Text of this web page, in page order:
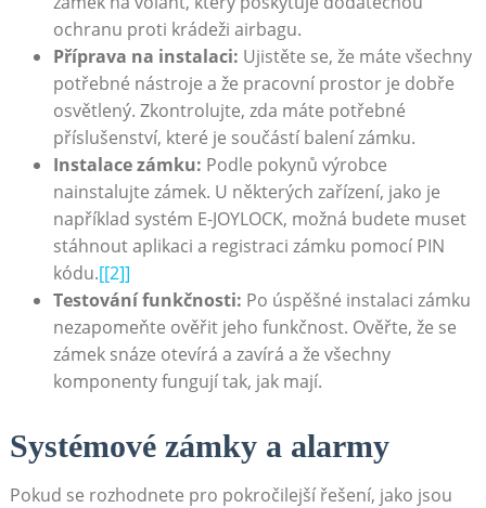
ochranu proti krádeži airbagu.
Příprava na instalaci: Ujistěte se, že máte všechny
potřebné nástroje a že pracovní prostor je dobře
osvětlený. Zkontrolujte, zda máte potřebné
příslušenství, které je součástí balení zámku.
Instalace zámku: Podle pokynů výrobce
nainstalujte zámek. U některých zařízení, jako je
například systém E-JOYLOCK, možná budete muset
stáhnout aplikaci a registraci zámku pomocí PIN
kódu.[[2]]
Testování funkčnosti: Po úspěšné instalaci zámku
nezapomeňte ověřit jeho funkčnost. Ověřte, že se
zámek snáze otevírá a zavírá a že všechny
komponenty fungují tak, jak mají.
Systémové zámky a alarmy
Pokud se rozhodnete pro pokročilejší řešení, jako jsou